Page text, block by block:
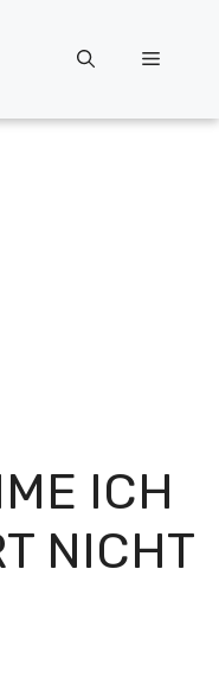
Menü
ICH
NICHT